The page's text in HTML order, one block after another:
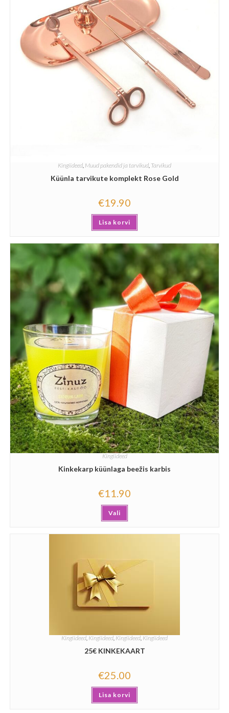
Kingiideed Muud pakendid ja tarvikud Tarvikud
Küünla tarvikute komplekt Rose Gold
€19.90
Lisa korvi
Kingiideed
Kinkekarp küünlaga beežis karbis
€11.90
Vali
Kingiideed, Kingiideed, Kingiideed, Kingiideed
25€ KINKEKAART
€25.00
Lisa korvi